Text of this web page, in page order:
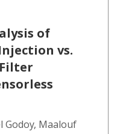
of
vs.
Godoy, Maalouf